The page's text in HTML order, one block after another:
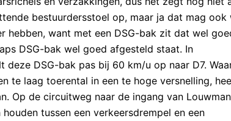
bestuurdersstoel op, maar ja dat mag ook
hebben, want met een DSG-bak zit dat wel
DSG-bak wel goed afgesteld staat. In
DSG-bak pas bij 60 km/u op naar D7.
te laag toerental in een te hoge versnelling,
Op de circuitweg naar de ingang van
tussen een verkeersdrempel en een